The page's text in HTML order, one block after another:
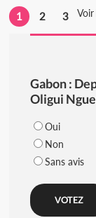
1 2 3
Gabon :
Oligui
Oui
Non
Sans avis